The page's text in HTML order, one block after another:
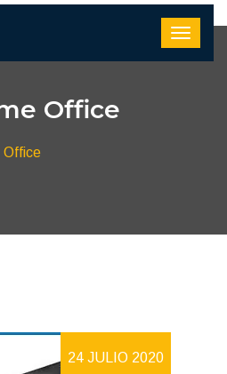
Office
Office
24 JULIO 2020